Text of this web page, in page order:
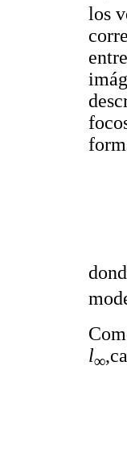
los
l∞